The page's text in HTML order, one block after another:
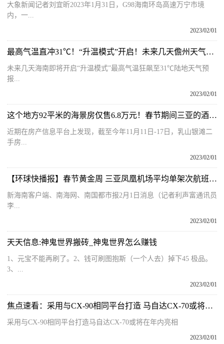
大象新闻记者刘宜昕2023年1月31日，G98海南环岛高速万宁市境
内，一...
2023/02/01
最高气温直冲31℃！“升温模式”开启！未来几天儋州天气预报
未来几天海南即将开启“升温模式”最高气温狂飙至31℃陆地天气预
报...
2023/02/01
这个地方92平米的海景房仅售6.8万元！春节期间三亚的酒店20万一晚、民宿12万一个月，差距咋这么大？
近期在房产信息平台上发现，截至今年11月11日-17日，乳山银滩二
手房...
2023/02/01
【环球快播报】春节黄金周 三亚凤凰机场平均单架次航班载客数位居全国千万级机场首位
新海南客户端、南海网、南国都市报2月1日消息（记者利声富通讯员
李...
2023/02/01
天天信息:神鬼世界搬砖_神鬼世界怎么赚钱
1、元宝不能再刷了。2、钱可刷图抱斯（一个人去）掉下45 极品。
3、...
2023/02/01
焦点速看：采用与CX-90相同平台打造 马自达CX-70或将在年内亮相
采用与CX-90相同平台打造马自达CX-70或将在年内亮相
2023/02/01